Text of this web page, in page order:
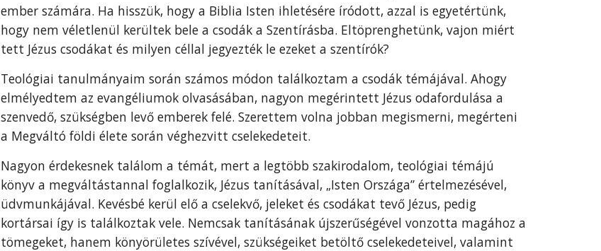
ember számára. Ha hisszük, hogy a Biblia Isten ihletésére íródott, azzal is egyetértünk,
hogy nem véletlenül kerültek bele a csodák a Szentírásba. Eltöprenghetünk, vajon miért
tett Jézus csodákat és milyen céllal jegyezték le ezeket a szentírók?
Teológiai tanulmányaim során számos módon találkoztam a csodák témájával. Ahogy
elmélyedtem az evangéliumok olvasásában, nagyon megérintett Jézus odafordulása a
szenvedő, szükségben levő emberek felé. Szerettem volna jobban megismerni, megérteni
a Megváltó földi élete során véghezvitt cselekedeteit.
Nagyon érdekesnek találom a témát, mert a legtöbb szakirodalom, teológiai témájú
könyv a megváltástannal foglalkozik, Jézus tanításával, „Isten Országa” értelmezésével,
üdvmunkájával. Kevésbé kerül elő a cselekvő, jeleket és csodákat tevő Jézus, pedig
kortársai így is találkoztak vele. Nemcsak tanításának újszerűségével vonzotta magához a
tömegeket, hanem könyörületes szívével, szükségeiket betöltő cselekedeteivel, valamint